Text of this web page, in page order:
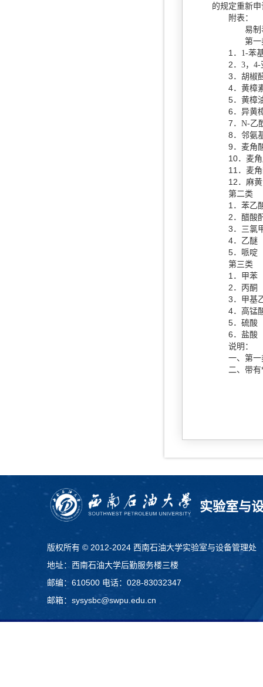
的规定重新
附表：
易制毒
第一
1 ． 1-苯
2 ． 3， 4-
3 ．胡椒
4．黄樟
5．黄樟
6 ．异黄
7 ． N-乙
8 ．邻氨
9 ．麦角
10．麦
11 ．麦
12 ．麻
第二类
1 ．苯乙
2 ．醋酸
3 ．三氯
4．乙醚
5．哌啶
第三类
1 ．甲苯
2 ．丙酮
3 ．甲基
4．高锰
5．硫酸
6 ．盐酸
说明：
一、第一类
二、带有
实验室与
版权所有 © 2012-2024 西南石油大学实验室与设备管理处
地址：西南石油大学后勤服务楼三楼
邮编：610500 电话：028-83032347
邮箱：sysysbc@swpu.edu.cn